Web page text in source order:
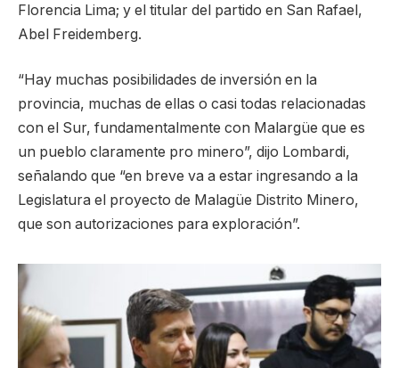
Florencia Lima; y el titular del partido en San Rafael,
Abel Freidemberg.
“Hay muchas posibilidades de inversión en la
provincia, muchas de ellas o casi todas relacionadas
con el Sur, fundamentalmente con Malargüe que es
un pueblo claramente pro minero”, dijo Lombardi,
señalando que “en breve va a estar ingresando a la
Legislatura el proyecto de Malagüe Distrito Minero,
que son autorizaciones para exploración”.